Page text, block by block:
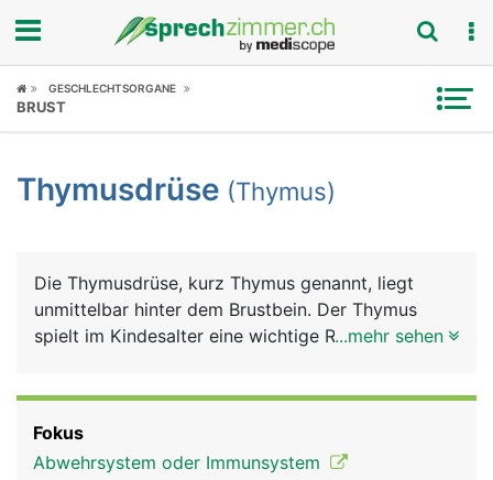
Fokus
Symptome
News
Rubriken
GESCHLECHTSORGANE
BRUST
Thymusdrüse (Thymus)
Die Thymusdrüse, kurz Thymus genannt, liegt
unmittelbar hinter dem Brustbein. Der Thymus
spielt im Kindesalter eine wichtige Rolle bei der
danach verkümmert er im Laufe des Lebens und
liegt im Alter nur noch als kleiner Geweberest vor.
...mehr sehen
Fokus
Abwehrsystem oder Immunsystem